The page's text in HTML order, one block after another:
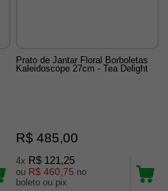
Prato de Jantar Floral Borboletas
Kaleidoscope 27cm - Tea Delight
R$ 485,00
4x R$ 121,25
ou R$ 460,75 no
boleto ou pix